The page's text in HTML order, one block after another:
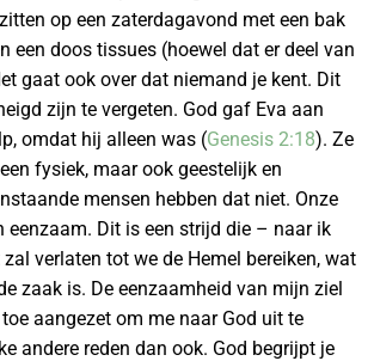
op een zaterdagavond met een bak
een doos tissues (hoewel dat er deel van
gaat ook over dat niemand je kent. Dit
zijn te vergeten. God gaf Eva aan
omdat hij alleen was (Genesis 2:18). Ze
fysiek, maar ook geestelijk en
mensen hebben dat niet. Onze
eenzaam. Dit is een strijd die – naar ik
verlaten tot we de Hemel bereiken, wat
zaak is. De eenzaamheid van mijn ziel
aangezet om me naar God uit te
andere reden dan ook. God begrijpt je